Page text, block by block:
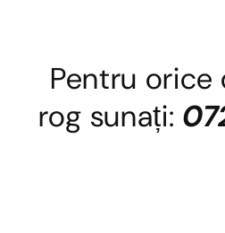
Pentru orice
rog sunați: